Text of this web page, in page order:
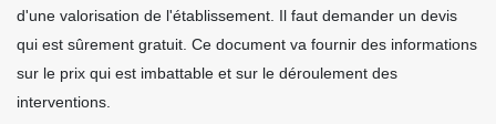
d'une valorisation de l'établissement. Il faut demander un devis
qui est sûrement gratuit. Ce document va fournir des informations
sur le prix qui est imbattable et sur le déroulement des
interventions.